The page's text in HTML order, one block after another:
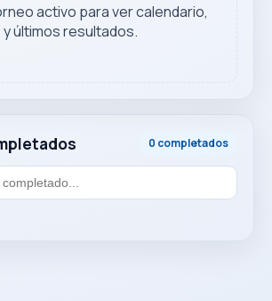
0 completados
activo para ver calendario,
últimos resultados.